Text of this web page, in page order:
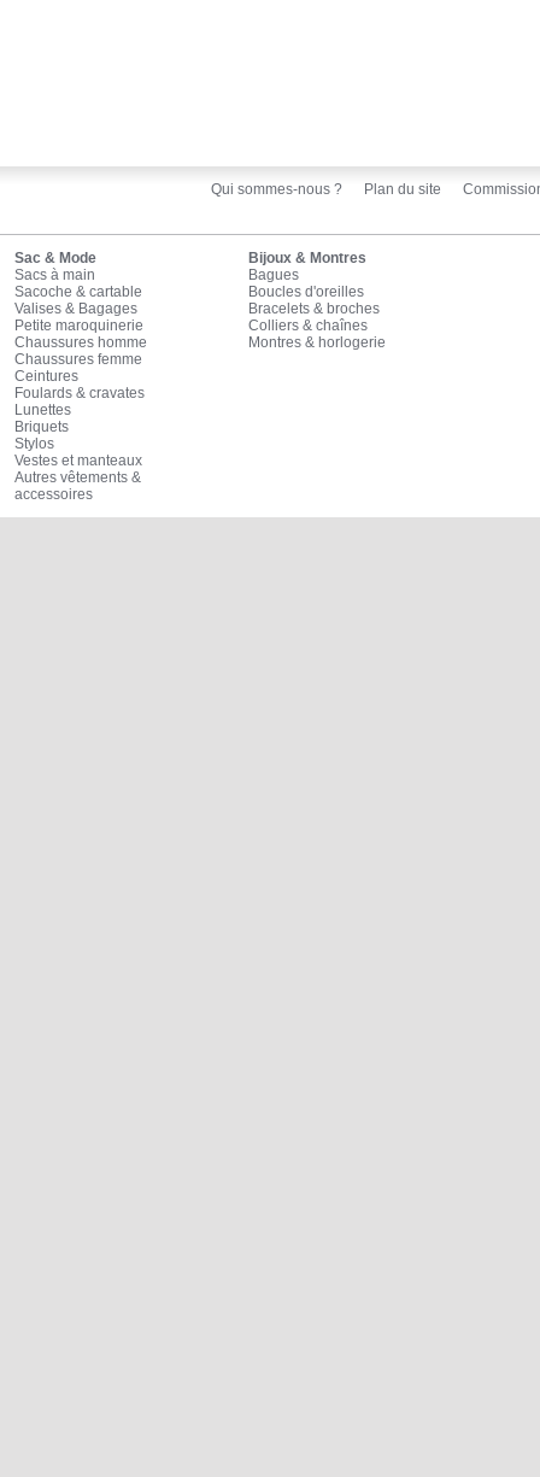
Qui sommes-nous ? Plan du site
Sac & Mode
Sacs à main
Sacoche & cartable
Valises & Bagages
Petite maroquinerie
Chaussures homme
Chaussures femme
Ceintures
Foulards & cravates
Lunettes
Briquets
Stylos
Vestes et manteaux
Autres vêtements &
accessoires
Bijoux & Montres
Bagues
Boucles d'oreilles
Bracelets & broches
Colliers & chaînes
Montres & horlogerie